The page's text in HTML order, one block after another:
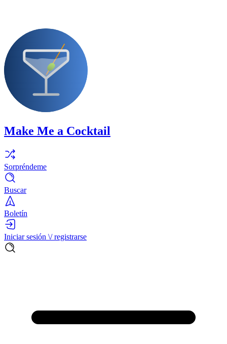
Make Me a Cocktail
Sorpréndeme
Buscar
Boletín
Iniciar sesión \/ registrarse